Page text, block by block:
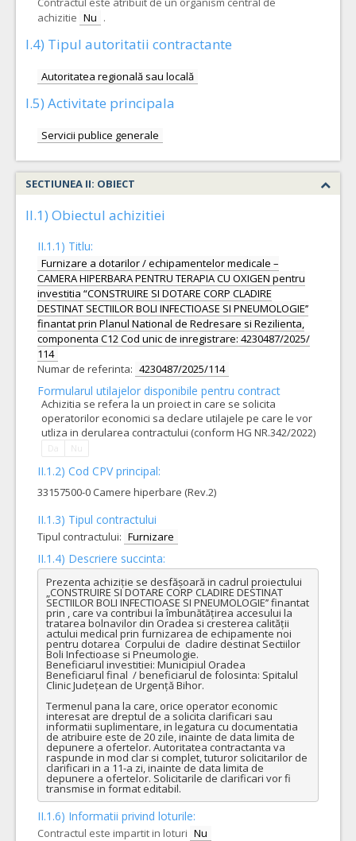
achizitie Nu .
I.4) Tipul autoritatii contractante
Autoritatea regională sau locală
I.5) Activitate principala
Servicii publice generale
SECTIUNEA II: OBIECT
II.1) Obiectul achizitiei
II.1.1) Titlu:
Furnizare a dotarilor / echipamentelor medicale –
CAMERA HIPERBARA PENTRU TERAPIA CU OXIGEN pentru
investitia “CONSTRUIRE SI DOTARE CORP CLADIRE
DESTINAT SECTIILOR BOLI INFECTIOASE SI PNEUMOLOGIE’’
finantat prin Planul National de Redresare si Rezilienta,
componenta C12 Cod unic de inregistrare: 4230487/2025/
114
Numar de referinta: 4230487/2025/114
Formularul utilajelor disponibile pentru contract
Achizitia se refera la un proiect in care se solicita
operatorilor economici sa declare utilajele pe care le vor
utliza in derularea contractului (conform HG NR.342/2022)
II.1.2) Cod CPV principal:
33157500-0 Camere hiperbare (Rev.2)
II.1.3) Tipul contractului
Tipul contractului: Furnizare
II.1.4) Descriere succinta:
Prezenta achiziție se desfășoară in cadrul proiectului
„CONSTRUIRE SI DOTARE CORP CLADIRE DESTINAT
SECTIILOR BOLI INFECTIOASE SI PNEUMOLOGIE’’ finantat
prin , care va contribui la îmbunătățirea accesului la
tratarea bolnavilor din Oradea si cresterea calității
actului medical prin furnizarea de echipamente noi
pentru dotarea  Corpului de  cladire destinat Sectiilor
Boli Infectioase si Pneumologie.
Beneficiarul investitiei: Municipiul Oradea
Beneficiarul final  / beneficiarul de folosinta: Spitalul
Clinic Județean de Urgență Bihor.
Termenul pana la care, orice operator economic
interesat are dreptul de a solicita clarificari sau
informatii suplimentare, in legatura cu documentatia
de atribuire este de 20 zile, inainte de data limita de
depunere a ofertelor. Autoritatea contractanta va
raspunde in mod clar si complet, tuturor solicitarilor de
clarificari in a 11-a zi, inainte de data limita de
depunere a ofertelor. Solicitarile de clarificari vor fi
transmise in format editabil.
II.1.6) Informatii privind loturile:
Contractul este impartit in loturi Nu